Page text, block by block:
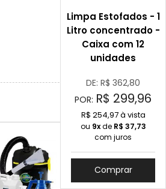
Limpa Estofados - 1
Litro concentrado -
Caixa com 12
unidades
DE: R$ 362,80
POR: R$ 299,96
R$ 254,97 à vista
ou 9xde R$ 37,73
com juros
Comprar